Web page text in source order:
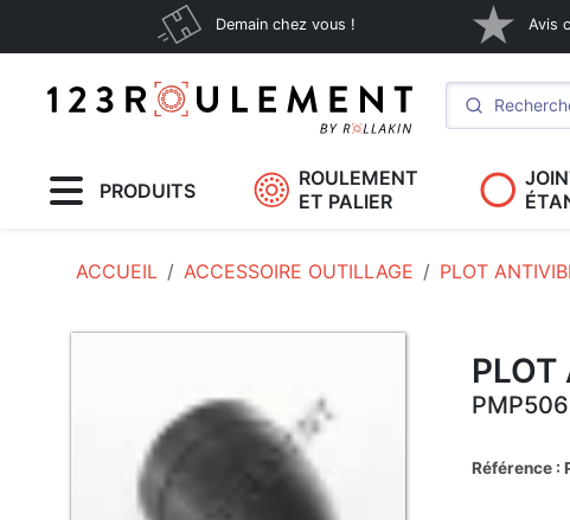
Demain chez vous ! Avis
PRODUITS
ROULEMENT
ET PALIER
ACCUEIL ACCESSOIRE OUTILLAGE PLOT
PLOT
Référence :